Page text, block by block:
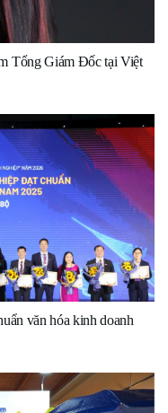
Tổng Giám Đốc tại Việt
văn hóa kinh doanh